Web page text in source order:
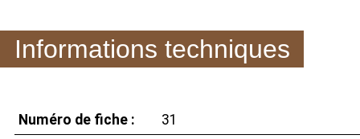
Informations techniques
Numéro de fiche :
31